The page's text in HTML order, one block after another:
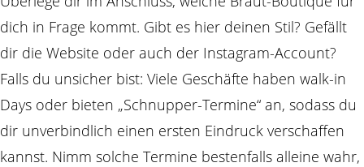
dich in Frage kommt. Gibt es hier deinen Stil? Gefällt
dir die Website oder auch der Instagram-Account?
Falls du unsicher bist: Viele Geschäfte haben walk-in
Days oder bieten „Schnupper-Termine“ an, sodass du
dir unverbindlich einen ersten Eindruck verschaffen
kannst. Nimm solche Termine bestenfalls alleine wahr,